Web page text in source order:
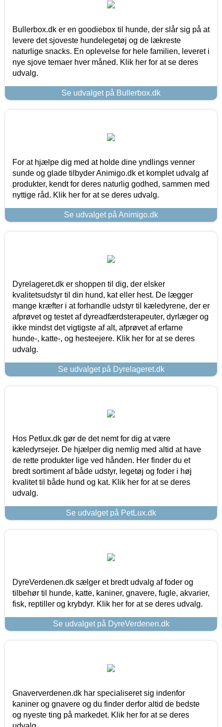
Bullerbox.dk er en goodiebox til hunde, der slår sig på at
levere det sjoveste hundelegetøj og de lækreste
naturlige snacks. En oplevelse for hele familien, leveret i
nye sjove temaer hver måned. Klik her for at se deres
udvalg.
Se udvalget på Bullerbox.dk
For at hjælpe dig med at holde dine yndlings venner
sunde og glade tilbyder Animigo.dk et komplet udvalg af
produkter, kendt for deres naturlig godhed, sammen med
nyttige råd. Klik her for at se deres udvalg.
Se udvalget på Animigo.dk
Dyrelageret.dk er shoppen til dig, der elsker
kvalitetsudstyr til din hund, kat eller hest. De lægger
mange kræfter i at forhandle udstyr til kæledyrene, der er
afprøvet og testet af dyreadfærdsterapeuter, dyrlæger og
ikke mindst det vigtigste af alt, afprøvet af erfarne
hunde-, katte-, og hesteejere. Klik her for at se deres
udvalg.
Se udvalget på Dyrelageret.dk
Hos Petlux.dk gør de det nemt for dig at være
kæledyrsejer. De hjælper dig nemlig med altid at have
de rette produkter lige ved hånden. Her finder du et
bredt sortiment af både udstyr, legetøj og foder i høj
kvalitet til både hund og kat. Klik her for at se deres
udvalg.
Se udvalget på PetLux.dk
DyreVerdenen.dk sælger et bredt udvalg af foder og
tilbehør til hunde, katte, kaniner, gnavere, fugle, akvarier,
fisk, reptiller og krybdyr. Klik her for at se deres udvalg.
Se udvalget på DyreVerdenen.dk
Gnaververdenen.dk har specialiseret sig indenfor
kaniner og gnavere og du finder derfor altid de bedste
og nyeste ting på markedet. Klik her for at se deres